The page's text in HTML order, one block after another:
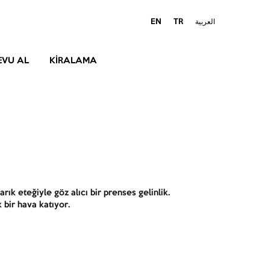
EN TR العربية
AL KIRALAMA
eteğiyle göz alıcı bir prenses gelinlik.
hava katıyor.